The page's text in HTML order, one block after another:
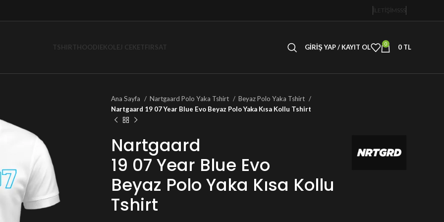
İLETİŞİMSSS
TSHIRTHOODIEKOLEJ CEKETFIRSAT GIRIŞ YAP / KAYIT OL 0 0 TL
Ana Sayfa Nartgaard Polo Yaka Tshirt
Beyaz Polo Yaka Tshirt
Nartgaard 19 07 Year Blue Evo Beyaz Polo Yaka Kısa Kollu Tshirt
TL
TL
Nartgaard
19 07 Year Blue Evo
Beyaz Polo Yaka Kısa Kollu
Tshirt